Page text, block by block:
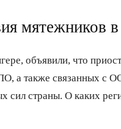
мятежников
объявили, что
а также связанных с
сил страны. О каких